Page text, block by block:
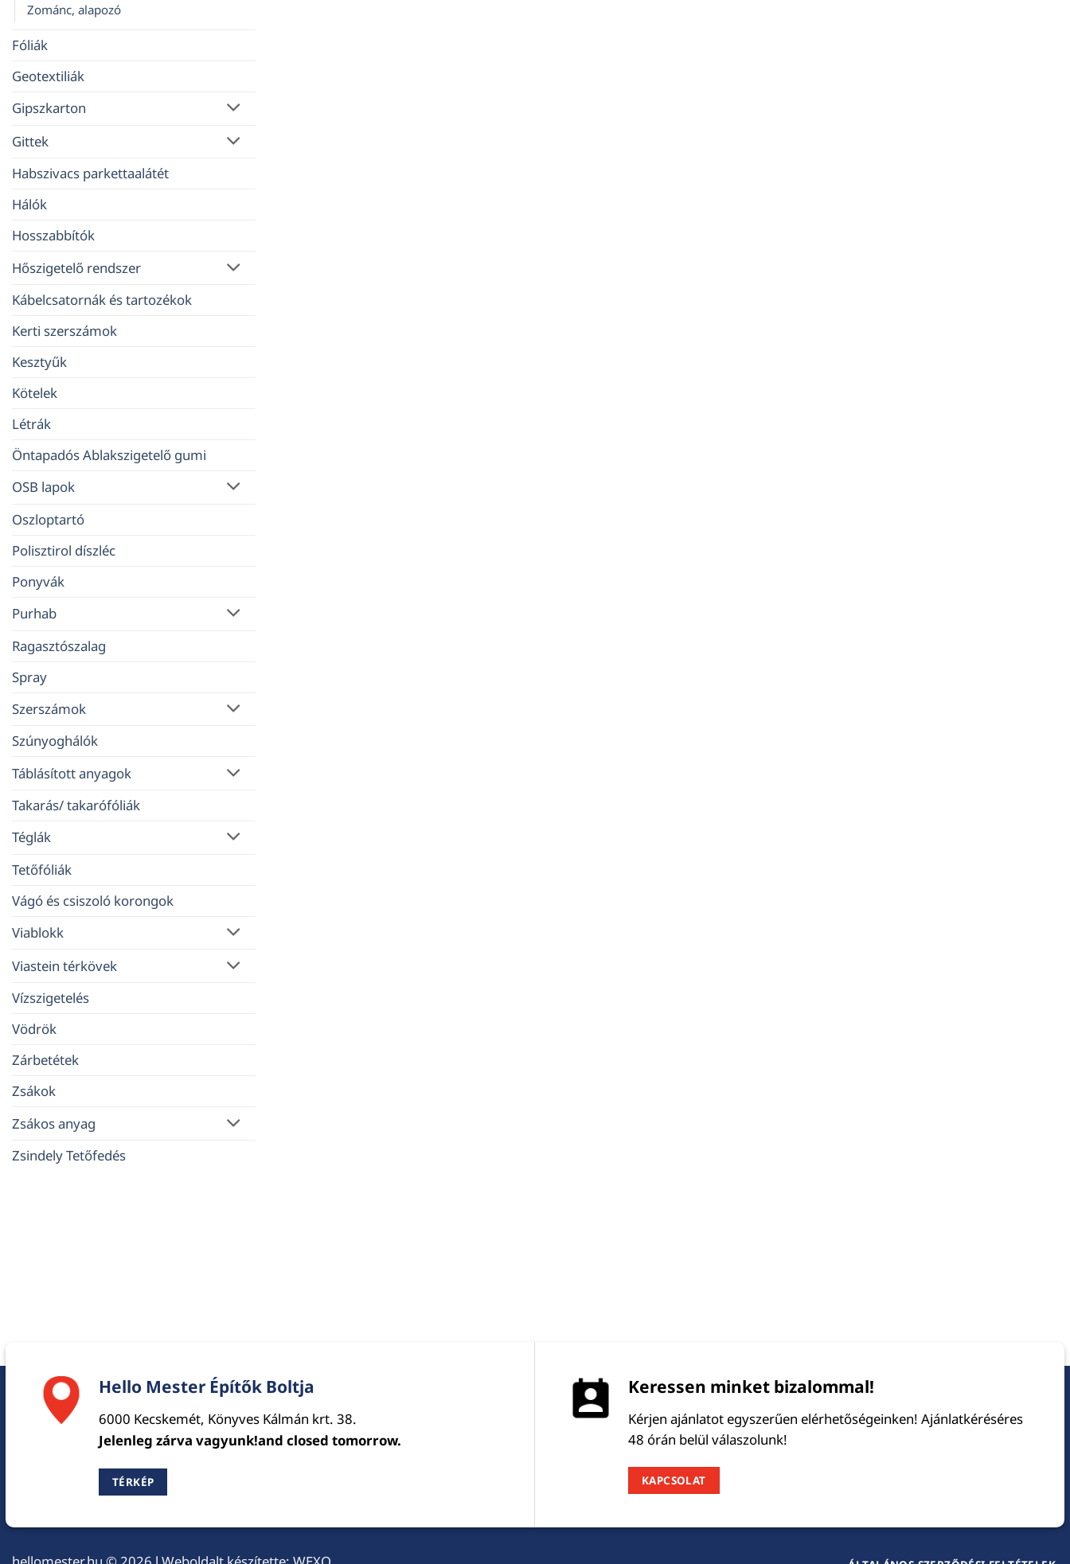
Zománc, alapozó
Fóliák
Geotextiliák
Gipszkarton
Gittek
Habszivacs parkettaalátét
Hálók
Hosszabbítók
Hőszigetelő rendszer
Kábelcsatornák és tartozékok
Kerti szerszámok
Kesztyűk
Kötelek
Létrák
Öntapadós Ablakszigetelő gumi
OSB lapok
Oszloptartó
Polisztirol díszléc
Ponyvák
Purhab
Ragasztószalag
Spray
Szerszámok
Szúnyoghálók
Táblásított anyagok
Takarás/ takarófóliák
Téglák
Tetőfóliák
Vágó és csiszoló korongok
Viablokk
Viastein térkövek
Vízszigetelés
Vödrök
Zárbetétek
Zsákok
Zsákos anyag
Zsindely Tetőfedés
Hello Mester Építők Boltja
6000 Kecskemét, Könyves Kálmán krt. 38.
Jelenleg zárva vagyunk!and closed tomorrow.
TÉRKÉP
Keressen minket bizalommal!
Kérjen ajánlatot egyszerűen elérhetőségeinken! Ajánlatkéréséres
48 órán belül válaszolunk!
KAPCSOLAT